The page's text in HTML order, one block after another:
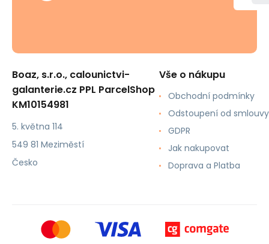
Boaz, s.r.o., calounictvi-
galanterie.cz PPL ParcelShop
KM10154981
5. května 114
549 81 Meziměstí
Česko
Vše o nákupu
Obchodní podmínky
Odstoupení od smlouvy
GDPR
Jak nakupovat
Doprava a Platba